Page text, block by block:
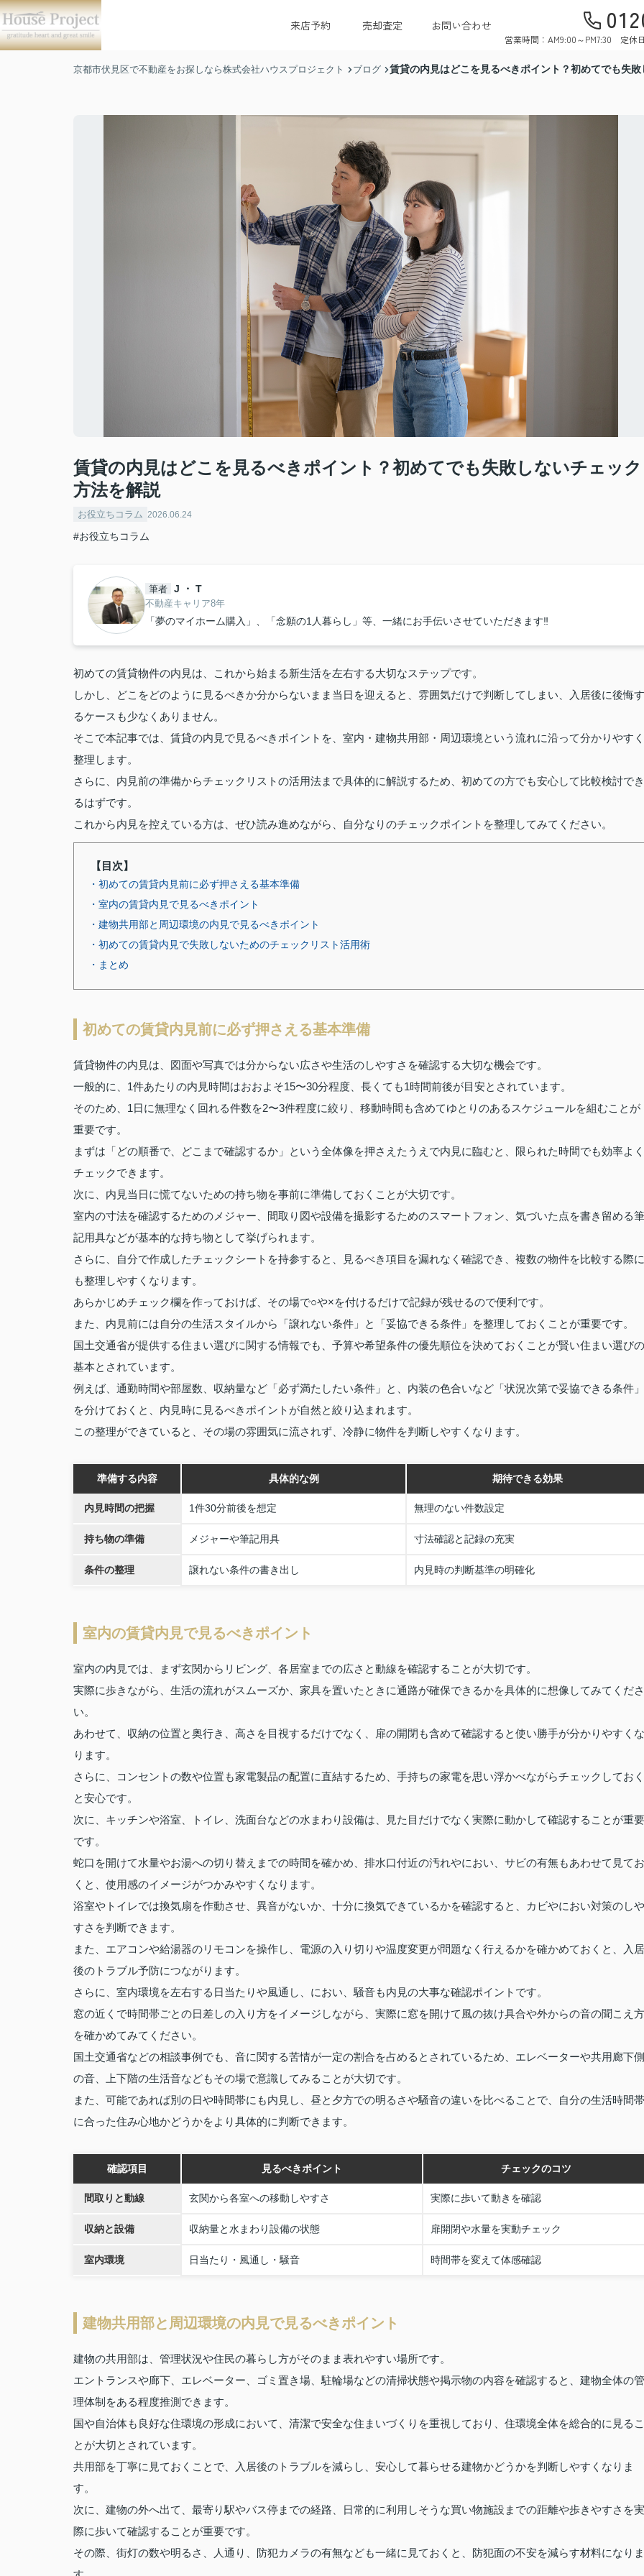
来店予約 売却査定 お問い合わせ
営業時間：AM9:00～PM7:30 定休
京都市伏見区で不動産をお探しなら株式会社ハウスプロジェクト ブログ 賃貸の内見はどこを見るべきポイント？初めてでも失
賃貸の内見はどこを見るべきポイント？初めてでも失敗しないチェック
方法を解説
お役立ちコラム 2026.06.24
#お役立ちコラム
筆者 J ・ T
不動産キャリア8年
「夢のマイホーム購入」、「念願の1人暮らし」等、一緒にお手伝いさせていただきます‼
初めての賃貸物件の内見は、これから始まる新生活を左右する大切なステップです。
しかし、どこをどのように見るべきか分からないまま当日を迎えると、雰囲気だけで判断してしまい、入居後に後悔す
るケースも少なくありません。
そこで本記事では、賃貸の内見で見るべきポイントを、室内・建物共用部・周辺環境という流れに沿って分かりやすく
整理します。
さらに、内見前の準備からチェックリストの活用法まで具体的に解説するため、初めての方でも安心して比較検討でき
るはずです。
これから内見を控えている方は、ぜひ読み進めながら、自分なりのチェックポイントを整理してみてください。
【目次】
・初めての賃貸内見前に必ず押さえる基本準備
・室内の賃貸内見で見るべきポイント
・建物共用部と周辺環境の内見で見るべきポイント
・初めての賃貸内見で失敗しないためのチェックリスト活用術
・まとめ
初めての賃貸内見前に必ず押さえる基本準備
賃貸物件の内見は、図面や写真では分からない広さや生活のしやすさを確認する大切な機会です。
一般的に、1件あたりの内見時間はおおよそ15〜30分程度、長くても1時間前後が目安とされています。
そのため、1日に無理なく回れる件数を2〜3件程度に絞り、移動時間も含めてゆとりのあるスケジュールを組むことが
重要です。
まずは「どの順番で、どこまで確認するか」という全体像を押さえたうえで内見に臨むと、限られた時間でも効率よく
チェックできます。
次に、内見当日に慌てないための持ち物を事前に準備しておくことが大切です。
室内の寸法を確認するためのメジャー、間取り図や設備を撮影するためのスマートフォン、気づいた点を書き留める筆
記用具などが基本的な持ち物として挙げられます。
さらに、自分で作成したチェックシートを持参すると、見るべき項目を漏れなく確認でき、複数の物件を比較する際に
も整理しやすくなります。
あらかじめチェック欄を作っておけば、その場で○や×を付けるだけで記録が残せるので便利です。
また、内見前には自分の生活スタイルから「譲れない条件」と「妥協できる条件」を整理しておくことが重要です。
国土交通省が提供する住まい選びに関する情報でも、予算や希望条件の優先順位を決めておくことが賢い住まい選びの
基本とされています。
例えば、通勤時間や部屋数、収納量など「必ず満たしたい条件」と、内装の色合いなど「状況次第で妥協できる条件」
を分けておくと、内見時に見るべきポイントが自然と絞り込まれます。
この整理ができていると、その場の雰囲気に流されず、冷静に物件を判断しやすくなります。
準備する内容 具体的な例 期待できる効果
内見時間の把握 1件30分前後を想定 無理のない件数設定
持ち物の準備 メジャーや筆記用具 寸法確認と記録の充実
条件の整理 譲れない条件の書き出し 内見時の判断基準の明確化
室内の賃貸内見で見るべきポイント
室内の内見では、まず玄関からリビング、各居室までの広さと動線を確認することが大切です。
実際に歩きながら、生活の流れがスムーズか、家具を置いたときに通路が確保できるかを具体的に想像してみてくださ
い。
あわせて、収納の位置と奥行き、高さを目視するだけでなく、扉の開閉も含めて確認すると使い勝手が分かりやすくな
ります。
さらに、コンセントの数や位置も家電製品の配置に直結するため、手持ちの家電を思い浮かべながらチェックしておく
と安心です。
次に、キッチンや浴室、トイレ、洗面台などの水まわり設備は、見た目だけでなく実際に動かして確認することが重要
です。
蛇口を開けて水量やお湯への切り替えまでの時間を確かめ、排水口付近の汚れやにおい、サビの有無もあわせて見てお
くと、使用感のイメージがつかみやすくなります。
浴室やトイレでは換気扇を作動させ、異音がないか、十分に換気できているかを確認すると、カビやにおい対策のしや
すさを判断できます。
また、エアコンや給湯器のリモコンを操作し、電源の入り切りや温度変更が問題なく行えるかを確かめておくと、入居
後のトラブル予防につながります。
さらに、室内環境を左右する日当たりや風通し、におい、騒音も内見の大事な確認ポイントです。
窓の近くで時間帯ごとの日差しの入り方をイメージしながら、実際に窓を開けて風の抜け具合や外からの音の聞こえ方
を確かめてみてください。
国土交通省などの相談事例でも、音に関する苦情が一定の割合を占めるとされているため、エレベーターや共用廊下側
の音、上下階の生活音などもその場で意識してみることが大切です。
また、可能であれば別の日や時間帯にも内見し、昼と夕方での明るさや騒音の違いを比べることで、自分の生活時間帯
に合った住み心地かどうかをより具体的に判断できます。
確認項目 見るべきポイント チェックのコツ
間取りと動線 玄関から各室への移動しやすさ 実際に歩いて動きを確認
収納と設備 収納量と水まわり設備の状態 扉開閉や水量を実動チェック
室内環境 日当たり・風通し・騒音 時間帯を変えて体感確認
建物共用部と周辺環境の内見で見るべきポイント
建物の共用部は、管理状況や住民の暮らし方がそのまま表れやすい場所です。
エントランスや廊下、エレベーター、ゴミ置き場、駐輪場などの清掃状態や掲示物の内容を確認すると、建物全体の管
理体制をある程度推測できます。
国や自治体も良好な住環境の形成において、清潔で安全な住まいづくりを重視しており、住環境全体を総合的に見るこ
とが大切とされています。
共用部を丁寧に見ておくことで、入居後のトラブルを減らし、安心して暮らせる建物かどうかを判断しやすくなりま
す。
次に、建物の外へ出て、最寄り駅やバス停までの経路、日常的に利用しそうな買い物施設までの距離や歩きやすさを実
際に歩いて確認することが重要です。
その際、街灯の数や明るさ、人通り、防犯カメラの有無なども一緒に見ておくと、防犯面の不安を減らす材料になりま